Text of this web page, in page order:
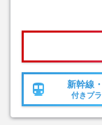
新幹線
付きプ